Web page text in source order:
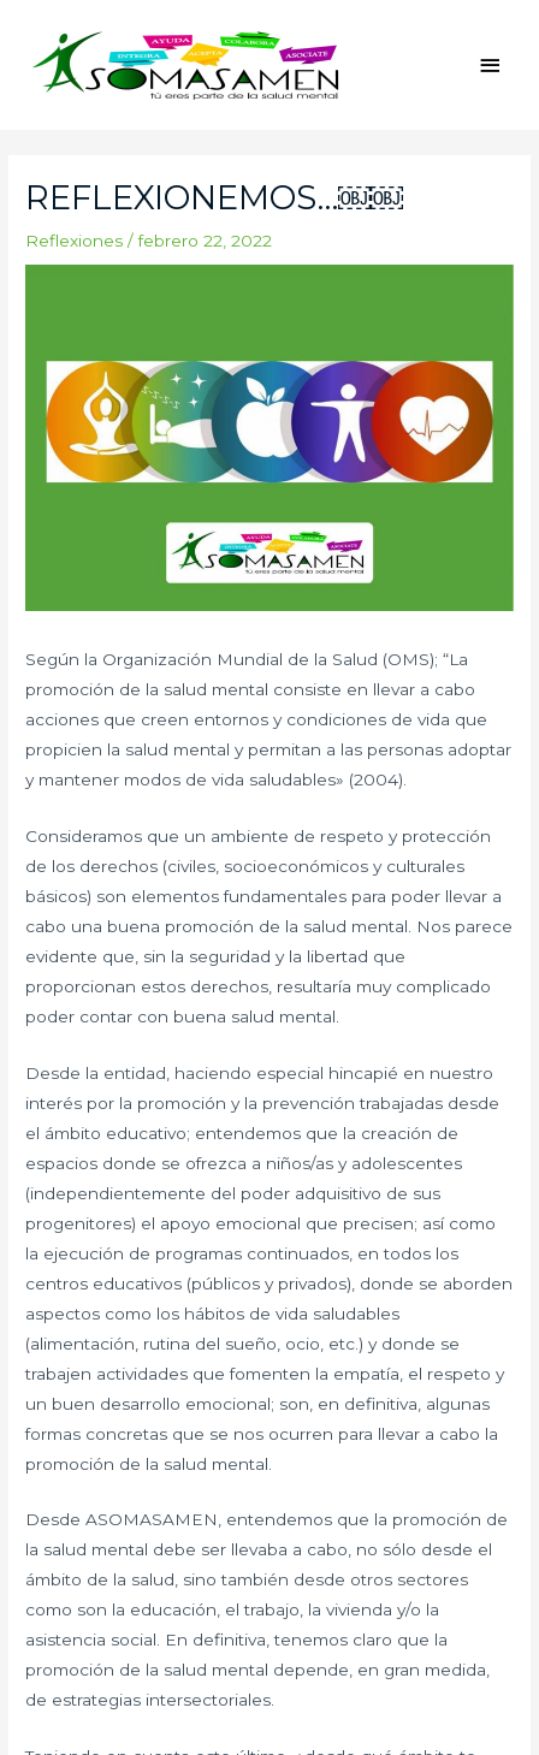
contenido
REFLEXIONEMOS…￼￼
Reflexiones /febrero 22, 2022
Según la Organización Mundial de la Salud (OMS); “La
promoción de la salud mental consiste en llevar a cabo
acciones que creen entornos y condiciones de vida que
propicien la salud mental y permitan a las personas adoptar
y mantener modos de vida saludables» (2004).
Consideramos que un ambiente de respeto y protección
de los derechos (civiles, socioeconómicos y culturales
básicos) son elementos fundamentales para poder llevar a
cabo una buena promoción de la salud mental. Nos parece
evidente que, sin la seguridad y la libertad que
proporcionan estos derechos, resultaría muy complicado
poder contar con buena salud mental.
Desde la entidad, haciendo especial hincapié en nuestro
interés por la promoción y la prevención trabajadas desde
el ámbito educativo; entendemos que la creación de
espacios donde se ofrezca a niños/as y adolescentes
(independientemente del poder adquisitivo de sus
progenitores) el apoyo emocional que precisen; así como
la ejecución de programas continuados, en todos los
centros educativos (públicos y privados), donde se aborden
aspectos como los hábitos de vida saludables
(alimentación, rutina del sueño, ocio, etc.) y donde se
trabajen actividades que fomenten la empatía, el respeto y
un buen desarrollo emocional; son, en definitiva, algunas
formas concretas que se nos ocurren para llevar a cabo la
promoción de la salud mental.
Desde ASOMASAMEN, entendemos que la promoción de
la salud mental debe ser llevaba a cabo, no sólo desde el
ámbito de la salud, sino también desde otros sectores
como son la educación, el trabajo, la vivienda y/o la
asistencia social. En definitiva, tenemos claro que la
promoción de la salud mental depende, en gran medida,
de estrategias intersectoriales.
entradas